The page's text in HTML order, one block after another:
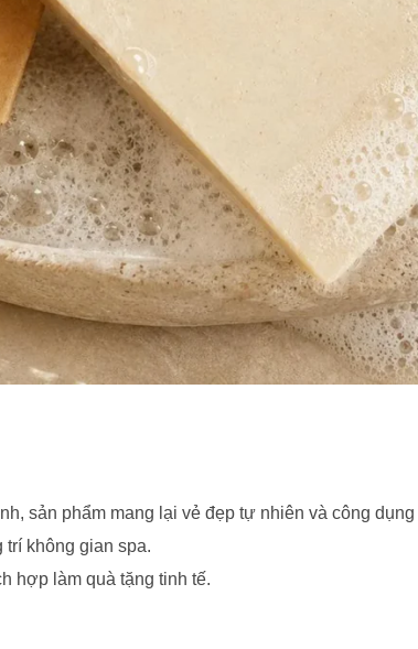
sản phẩm mang lại vẻ đẹp tự nhiên và công
trí không gian spa.
hợp làm quà tặng tinh tế.